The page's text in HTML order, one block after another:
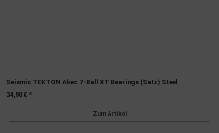
Seismic TEKTON Abec 7-Ball XT Bearings (Satz) Steel
34,90 € *
Zum Artikel